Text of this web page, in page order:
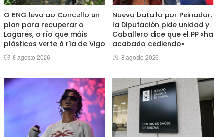
O BNG leva ao Concello un
plan para recuperar o
Lagares, o río que máis
plásticos verte á ría de Vigo
Posted
8 agosto 2026
Nueva batalla por Peinador:
la Diputación pide unidad y
Caballero dice que el PP «ha
acabado cediendo»
Posted
8 agosto 2026